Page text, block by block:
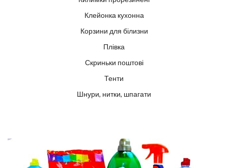
Клейонка кухонна
Корзини для білизни
Плівка
Скриньки поштові
Тенти
Шнури, нитки, шпагати